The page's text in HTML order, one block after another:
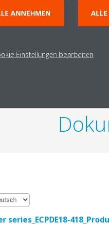
series_ECPDE18-
ANNEHMEN
Einstellungen bearbeiten